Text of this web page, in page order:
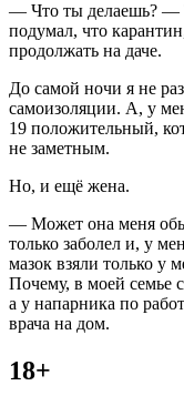
— Что ты делаешь? —
подумал, что
продолжать на даче.
До самой ночи я не
самоизоляции. А, у
19 положительный,
не заметным.
Но, и ещё жена.
— Может она меня
только заболел и, у
мазок взяли только у
Почему, в моей семье
а у напарника по
врача на дом.
18+